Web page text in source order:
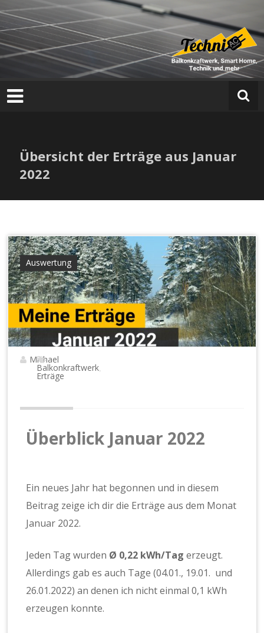
T
e
a
c
Übersicht der Erträge aus Januar
2022
Auswertung
Michael
Balkonkraftwerk,
Erträge
Überblick Januar 2022
Ein neues Jahr hat begonnen und in diesem
Beitrag zeige ich dir die Erträge aus dem Monat
Januar 2022.
Jeden Tag wurden Ø 0,22 kWh/Tag erzeugt.
Allerdings gab es auch Tage (04.01., 19.01. und
26.01.2022) an denen ich nicht einmal 0,1 kWh
erzeugen konnte.